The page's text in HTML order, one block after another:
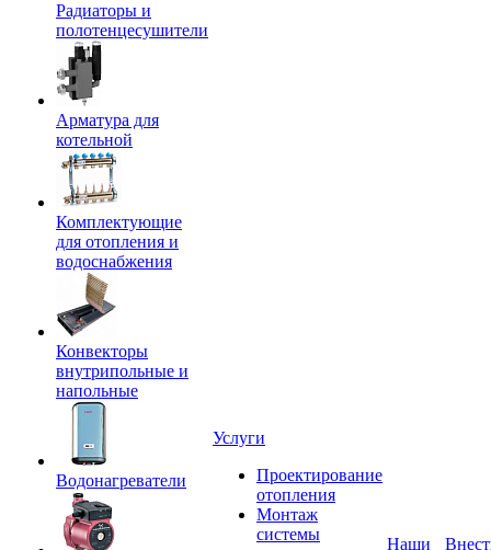
Радиаторы и
полотенцесушители
Арматура для
котельной
Комплектующие
для отопления и
водоснабжения
Конвекторы
внутрипольные и
напольные
Водонагреватели
Услуги
Проектирование
отопления
Монтаж
системы
Наши